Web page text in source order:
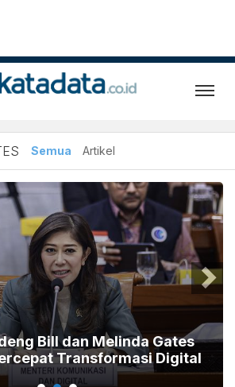
Semua Artikel
Bill dan Melinda Gates
Transformasi Digital